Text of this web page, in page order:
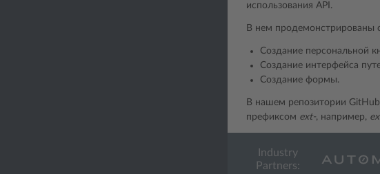
использования API.
В нем продемонстрированы
Создание персональной
Создание интерфейса
Создание формы.
В нашем репозитории GitHub
префиксом ext-, например,
Industry
Partners: